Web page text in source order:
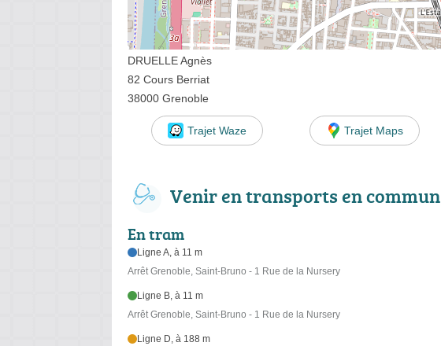
DRUELLE Agnès
82 Cours Berriat
38000 Grenoble
Trajet Waze Trajet Maps
Venir en transports en commun
En tram
Ligne A, à 11 m
Arrêt Grenoble, Saint-Bruno - 1 Rue de la Nursery
Ligne B, à 11 m
Arrêt Grenoble, Saint-Bruno - 1 Rue de la Nursery
Ligne D, à 188 m